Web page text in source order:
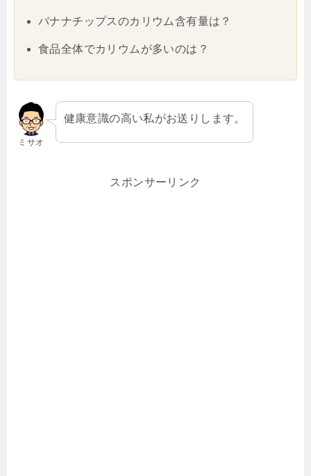
バナナチップスのカリウム含有量は？
食品全体でカリウムが多いのは？
ミサオ
健康意識の高い私がお送りします。
スポンサーリンク